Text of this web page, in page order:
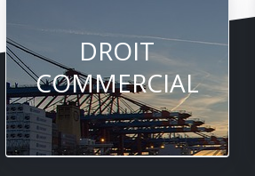
DROIT
COMMERCIAL